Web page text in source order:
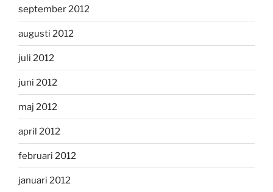
september 2012
augusti 2012
juli 2012
juni 2012
maj 2012
april 2012
februari 2012
januari 2012